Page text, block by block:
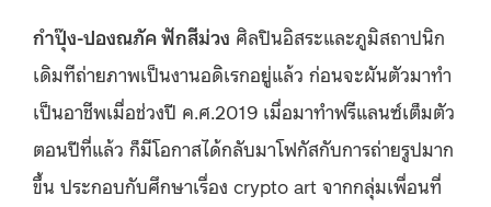
กำปุ๊ง-ปองณภัค ฟักสีม่วง ศิลปินอิสระและภูมิสถาปนิก
เดิมทีถ่ายภาพเป็นงานอดิเรกอยู่แล้ว ก่อนจะผันตัวมาทำ
เป็นอาชีพเมื่อช่วงปี ค.ศ.2019 เมื่อมาทำฟรีแลนซ์เต็มตัว
ตอนปีที่แล้ว ก็มีโอกาสได้กลับมาโฟกัสกับการถ่ายรูปมาก
ขึ้น ประกอบกับศึกษาเรื่อง crypto art จากกลุ่มเพื่อนที่